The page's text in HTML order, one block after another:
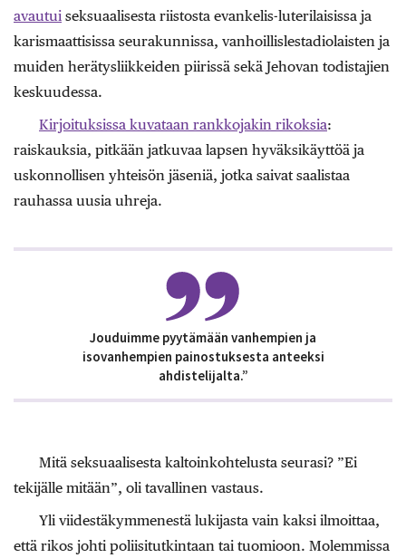
avautui seksuaalisesta riistosta evankelis-luterilaisissa ja
karismaattisissa seurakunnissa, vanhoillislestadiolaisten ja
muiden herätysliikkeiden piirissä sekä Jehovan todistajien
keskuudessa.
Kirjoituksissa kuvataan rankkojakin rikoksia:
raiskauksia, pitkään jatkuvaa lapsen hyväksikäyttöä ja
uskonnollisen yhteisön jäseniä, jotka saivat saalistaa
rauhassa uusia uhreja.
Jouduimme pyytämään vanhempien ja
isovanhempien painostuksesta anteeksi
ahdistelijalta.”
Mitä seksuaalisesta kaltoinkohtelusta seurasi? ”Ei
tekijälle mitään”, oli tavallinen vastaus.
Yli viidestäkymmenestä lukijasta vain kaksi ilmoittaa,
että rikos johti poliisitutkintaan tai tuomioon. Molemmissa